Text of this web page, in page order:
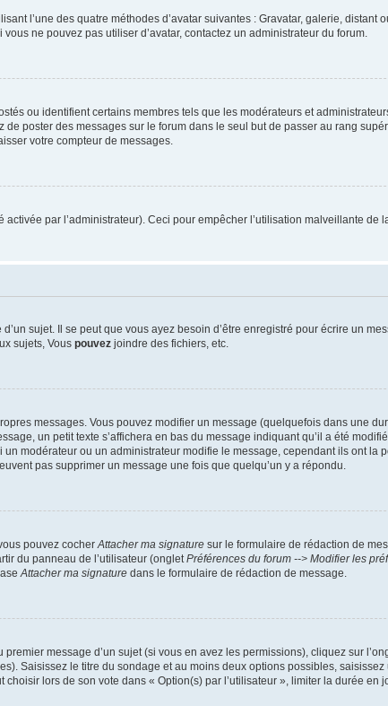
l’une des quatre méthodes d’avatar suivantes : Gravatar, galerie, distant
ne pouvez pas utiliser d’avatar, contactez un administrateur du forum.
ou identifient certains membres tels que les modérateurs et
poster des messages sur le forum dans le seul but de passer au rang
votre compteur de messages.
par l’administrateur). Ceci pour empêcher l’utilisation malveillante de
sujet. Il se peut que vous ayez besoin d’être enregistré pour écrire un
sujets, Vous pouvez joindre des fichiers, etc.
messages. Vous pouvez modifier un message (quelquefois dans une
un petit texte s’affichera en bas du message indiquant qu’il a été
modérateur ou un administrateur modifie le message, cependant ils ont la
pas supprimer un message une fois que quelqu’un y a répondu.
pouvez cocher Attacher ma signature sur le formulaire de rédaction de
du panneau de l’utilisateur (onglet Préférences du forum --> Modifier les
Attacher ma signature dans le formulaire de rédaction de message.
message d’un sujet (si vous en avez les permissions), cliquez sur
Saisissez le titre du sondage et au moins deux options possibles,
lors de son vote dans « Option(s) par l’utilisateur », limiter la durée en